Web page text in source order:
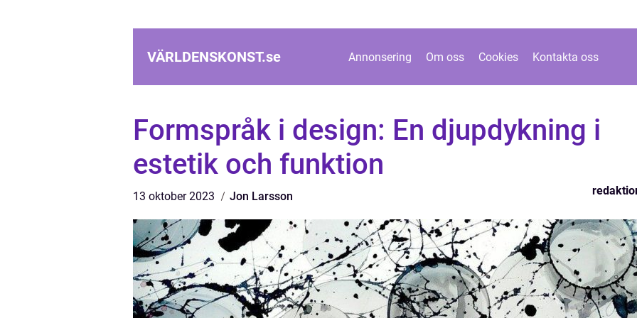
VÄRLDENSKONST.se Annonsering Om oss Cookies Kontakta oss
Formspråk i design: En djupdykning i
estetik och funktion
13 oktober 2023 Jon Larsson